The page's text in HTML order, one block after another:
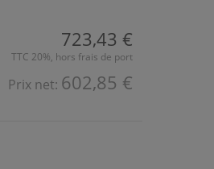
723,43 €
TTC 20%, hors frais de port
Prix net: 602,85 €